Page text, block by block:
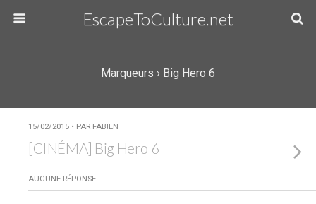
EscapeToCulture.net
Marqueurs › Big Hero 6
15/02/2015 • PAR FAB!EN
[CINÉMA] Big Hero 6
AUCUNE RÉPONSE